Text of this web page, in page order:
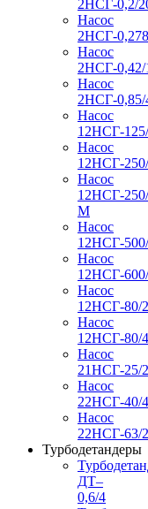
2НСГ-0,2/
Насос
2НСГ-
Насос
2НСГ-0,42/
Насос
2НСГ-0,85/
Насос
12НСГ-
Насос
12НСГ-
Насос
12НСГ-
М
Насос
12НСГ-
Насос
12НСГ-
Насос
12НСГ-80/
Насос
12НСГ-80/
Насос
21НСГ-25/
Насос
22НСГ-40/
Насос
22НСГ-63/
Турбодетандеры
ДТ–
0,6/4